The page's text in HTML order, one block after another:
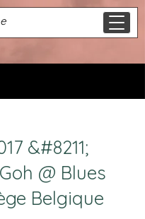
&#8211;
@ Blues
Belgique